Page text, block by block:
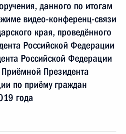
данного по итогам
видео-конференц-связи
края, проведённого
Российской Федерации
Российской Федерации
Президента
по приёму граждан
года